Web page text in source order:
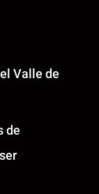
Valle de
de